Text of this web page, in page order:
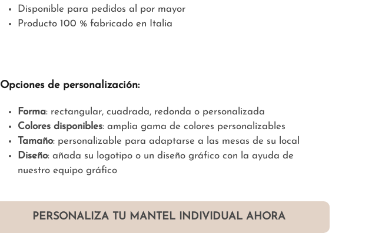
Disponible para pedidos al por mayor
Producto 100 % fabricado en Italia
Opciones de personalización:
Forma: rectangular, cuadrada, redonda o personalizada
Colores disponibles: amplia gama de colores personalizables
Tamaño: personalizable para adaptarse a las mesas de su local
Diseño: añada su logotipo o un diseño gráfico con la ayuda de
nuestro equipo gráfico
PERSONALIZA TU MANTEL INDIVIDUAL AHORA